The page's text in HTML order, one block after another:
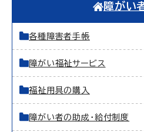
障がい
各種障害者手帳
障がい福祉サービス
福祉用具の購入
障がい者の助成・給付制度